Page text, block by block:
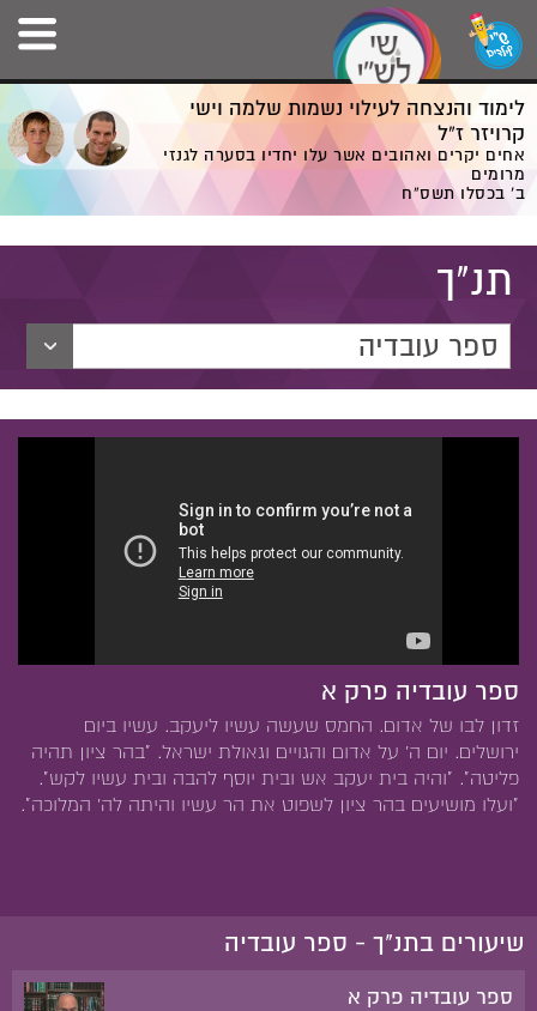
לימוד והנצחה לעילוי נשמות שלמה וישי
קרויזר ז”ל
אחים יקרים ואהובים אשר עלו יחדיו בסערה לגנזי
מרומים
ב' בכסלו תשס”ח
תנ"ך
ספר עובדיה
ספר עובדיה פרק א
זדון לבו של אדום. החמס שעשה עשיו ליעקב. עשיו ביום
ירושלים. יום ה' על אדום והגויים וגאולת ישראל. "בהר ציון תהיה
פליטה". "והיה בית יעקב אש ובית יוסף להבה ובית עשיו לקש".
"ועלו מושיעים בהר ציון לשפוט את הר עשיו והיתה לה' המלוכה".
שיעורים בתנ"ך - ספר עובדיה
ספר עובדיה פרק א